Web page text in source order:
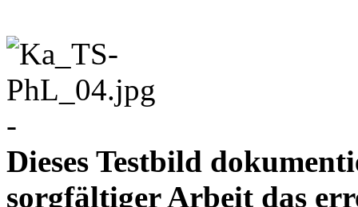
-
Dieses Testbild
sorgfältiger Arbeit das